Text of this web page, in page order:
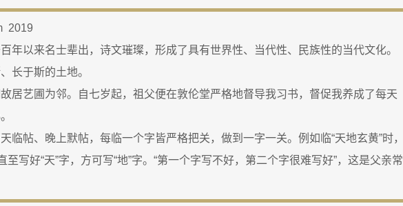
2019
年以来名士辈出，诗文璀璨，形成了具有世界性、当代性、民族性的当代文化。
长于斯的土地。
居艺圃为邻。自七岁起，祖父便在敦伦堂严格地督导我习书，督促我养成了每天
临帖、晚上默帖，每临一个字皆严格把关，做到一字一关。例如临“天地玄黄”时，
写好“天”字，方可写“地”字。“第一个字写不好，第二个字很难写好”，这是父亲常